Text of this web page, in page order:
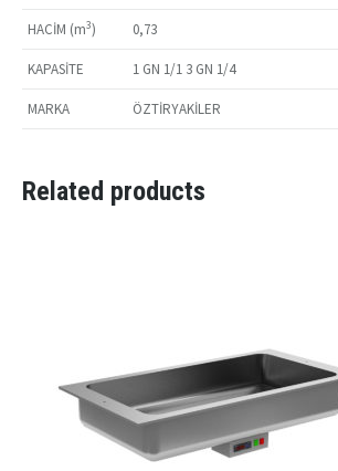
HACİM (m3) 0,73
KAPASİTE 1 GN 1/1 3 GN 1/4
MARKA ÖZTİRYAKİLER
Related products